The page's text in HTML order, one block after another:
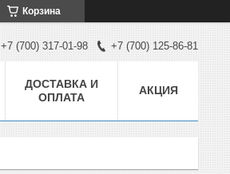
Корзина
+7 (700) 317-01-98 +7 (700) 125-86-81
ДОСТАВКА И
ОПЛАТА
АКЦИЯ